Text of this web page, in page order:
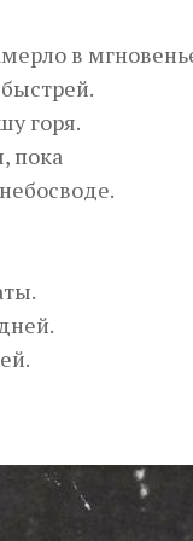
в
горя.
пока